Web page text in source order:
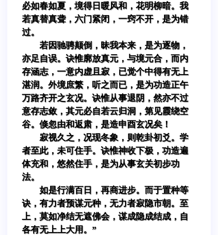
必如春如夏，境得日暖风和，花明柳暗。我
若真替真聋，六门紧闭，一窍不开，是为错
过。
若因驰骋颠倒，昧我本来，是为逐物，
亦足自误。诀惟廓放真元，与境元合，而内
存涵志，一意内虚且寂，已觉个中得有无上
湛润。外境庶繁，听之而已，是为功造正午
万路齐开之玄况。诀惟从事退阴，然亦不过
意存志敛，其元必自若云归洞，第见霞绕空
谷。倏忽由和返肃，是造申酉玄况矣！
寂视久之，况现冬象，则乾卦初爻。学
者至此，未可住手。诀惟神收下极，功造遍
体充和，悠然住手，是为从事玄关初步功
法。
如是行满百日，再商进步。而于置种等
诀，有力者预谋元种，无力者寂隐市朝。至
上，莫如净结无遮佛会，谋成隐成结成，自
各有无上上大用。”